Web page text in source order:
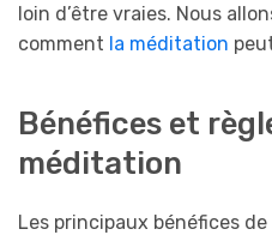
loin d’être vraies. Nous
comment la méditation
Bénéfices et
méditation
Les principaux bénéfices